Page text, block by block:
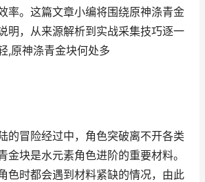
率。这篇文章小编将围绕原神涤青金
明，从来源解析到实战采集技巧逐一
,原神涤青金块何处多
的冒险经过中，角色突破离不开各类
金块是水元素角色进阶的重要材料。
色时都会遇到材料紧缺的情况，由此